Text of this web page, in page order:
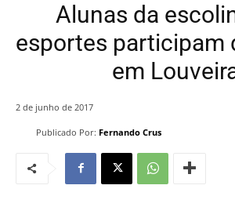
Alunas da
esportes participam
em
Publicado Por: Fernando Crus
2 de junho de 2017